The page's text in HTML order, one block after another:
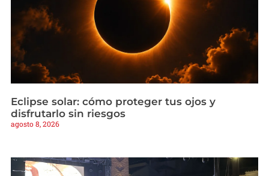
Eclipse solar: cómo proteger tus ojos y
disfrutarlo sin riesgos
agosto 8, 2026